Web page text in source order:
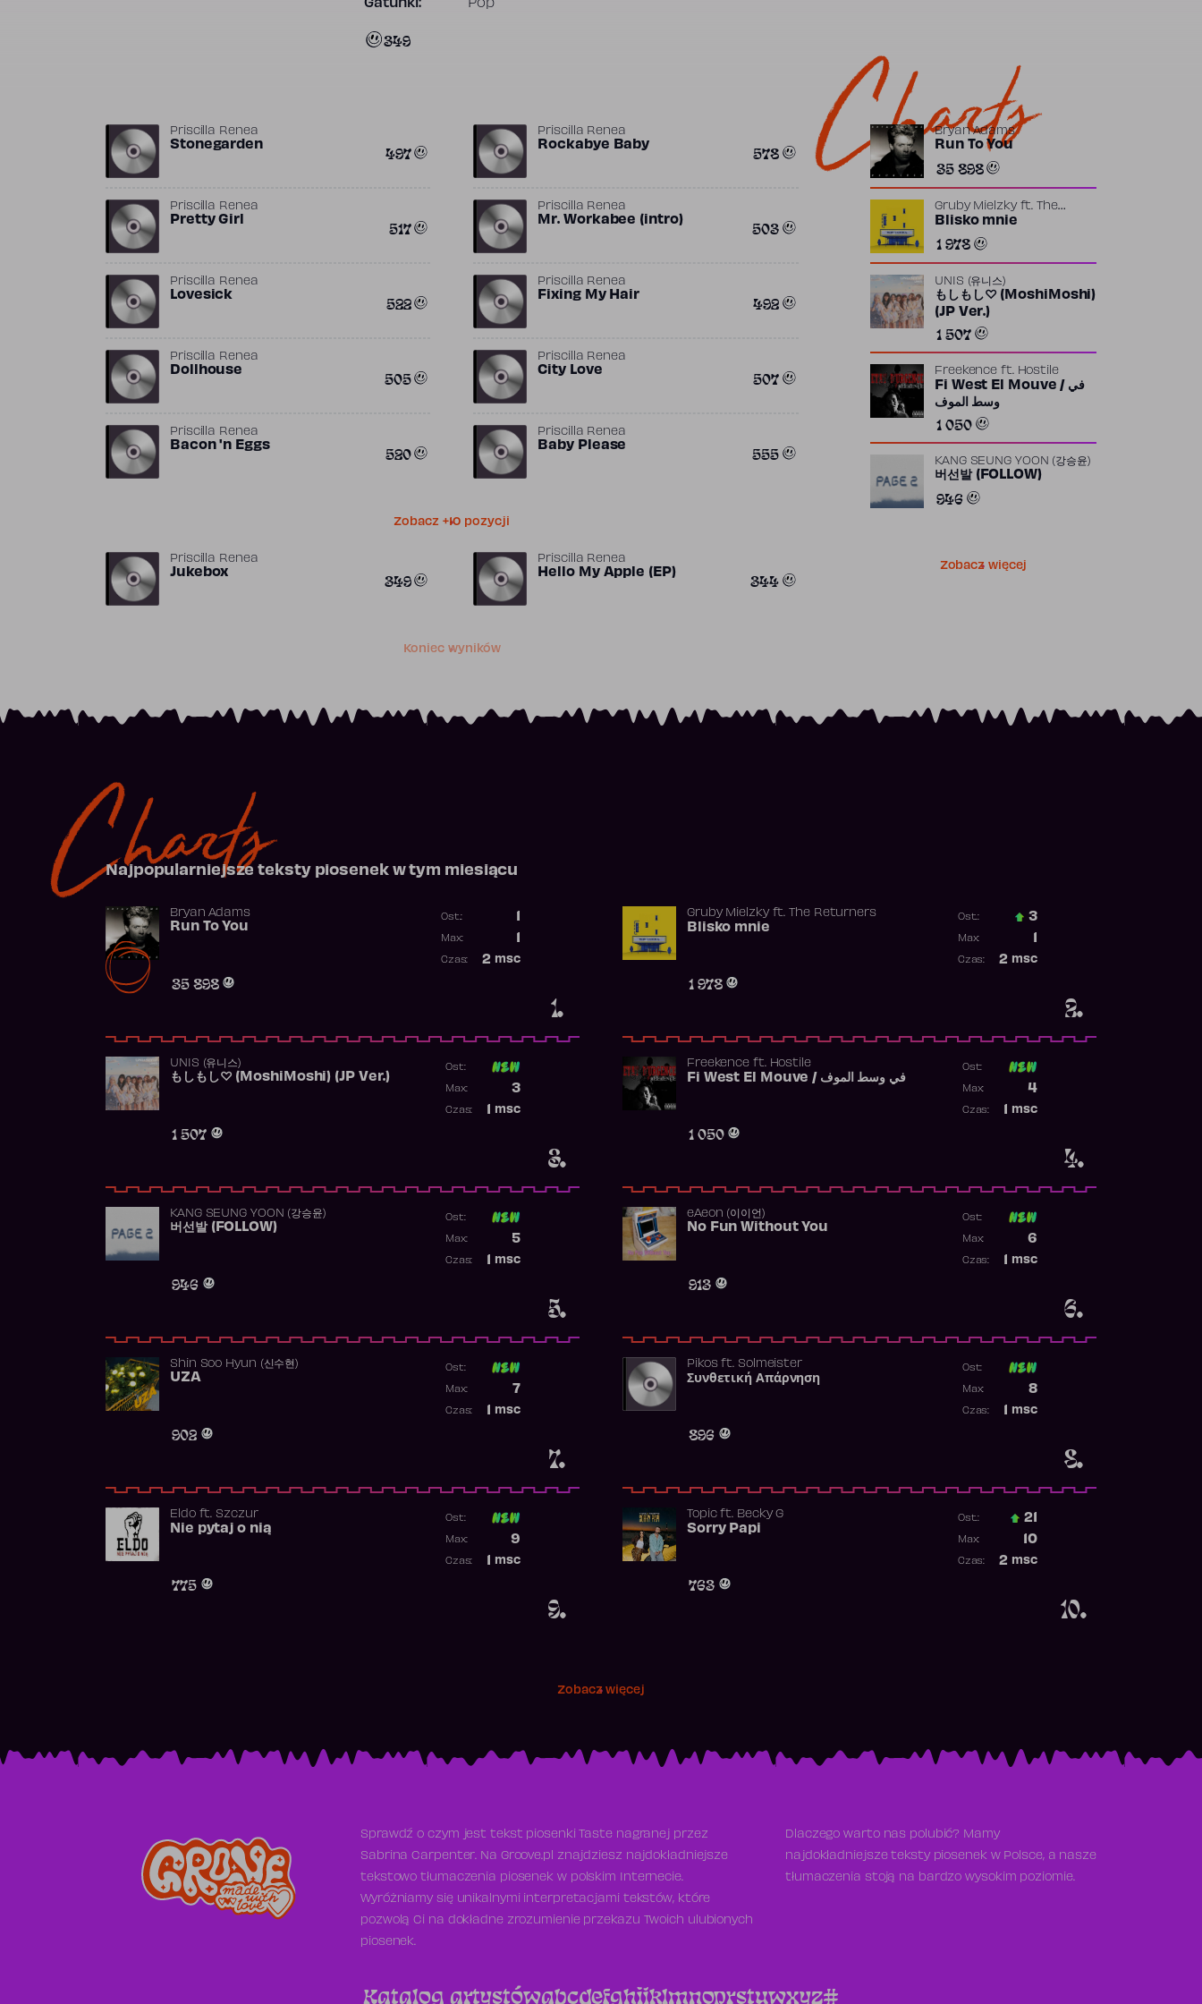
Gatunki: Pop
349
Priscilla Renea
Stonegarden 497
Priscilla Renea
Rockabye Baby 578
Priscilla Renea
Pretty Girl 517
Priscilla Renea
Mr. Workabee (intro) 503
Priscilla Renea
Lovesick 522
Priscilla Renea
Fixing My Hair 492
Priscilla Renea
Dollhouse 505
Priscilla Renea
City Love 507
Priscilla Renea
Bacon 'n Eggs 520
Priscilla Renea
Baby Please 555
Zobacz +10 pozycji
Priscilla Renea
Jukebox 349
Priscilla Renea
Hello My Apple (EP) 344
Koniec wyników
Charts
Bryan Adams
Run To You
35 898
Gruby Mielzkyft.
The
Returners
Blisko mnie
1 978
UNIS (유니스)
もしもし♡ (MoshiMoshi)
(JP Ver.)
1 507
Freekence ft. Hostile
Fi West El Mouve / في
وسط الموف
1 050
KANG SEUNG YOON (강승윤)
버선발 (FOLLOW)
946
Zobacz więcej
Charts
Najpopularniejsze teksty piosenek w tym miesiącu
1.
Bryan Adams
Run To You
35 898
Ost.:
Max:
2 msc
Czas:
2.
Gruby Mielzkyft. The Returners
Blisko mnie
1 978
Ost.: 3
Max:
2 msc
Czas:
3.
UNIS (유니스)
もしもし♡ (MoshiMoshi) (JP Ver.)
1 507
Ost:
3
Max:
msc
Czas:
4.
Freekence ft. Hostile
Fi West El Mouve / في وسط الموف
1 050
Ost:
4
Max:
msc
Czas:
5.
KANG SEUNG YOON (강승윤)
버선발 (FOLLOW)
946
Ost:
5
Max:
msc
Czas:
6.
​eAeon (이이언)
No Fun Without You
913
Ost:
6
Max:
msc
Czas:
7.
Shin Soo Hyun (신수현)
UZA
902
Ost:
7
Max:
msc
Czas:
8.
Pikosft. Solmeister
Συνθετική Απάρνηση
896
Ost:
8
Max:
msc
Czas:
9.
Eldoft. Szczur
Nie pytaj o nią
775
Ost:
9
Max:
msc
Czas:
10.
Topicft. Becky G
Sorry Papi
763
Ost.: 21
10
Max:
2 msc
Czas:
Zobacz więcej
Sprawdź o czym jest tekst piosenki Taste nagranej przez
Sabrina Carpenter. Na Groove.pl znajdziesz najdokładniejsze
tekstowo tłumaczenia piosenek w polskim Internecie.
Wyróżniamy się unikalnymi interpretacjami tekstów, które
pozwolą Ci na dokładne zrozumienie przekazu Twoich ulubionych
piosenek.
Dlaczego warto nas polubić? Mamy
najdokładniejsze teksty piosenek w Polsce, a nasze
tłumaczenia stoją na bardzo wysokim poziomie.
Katalog artystówabcdefghijklmnoprstuwxyz#